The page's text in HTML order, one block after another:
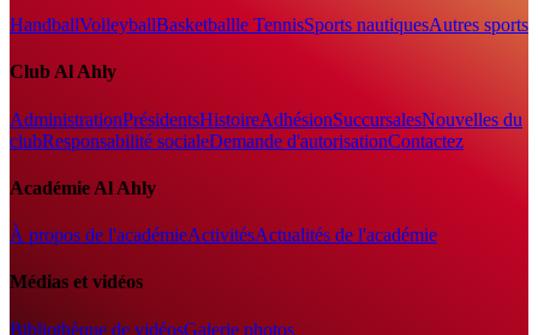
HandballVolleyballBasketballle TennisSports nautiquesAutres sports
Club Al Ahly
AdministrationPrésidentsHistoireAdhésionSuccursalesNouvelles du
clubResponsabilité socialeDemande d'autorisationContactez
Académie Al Ahly
À propos de l'académieActivitésActualités de l'académie
Médias et vidéos
Bibliothèque de vidéosGalerie photos